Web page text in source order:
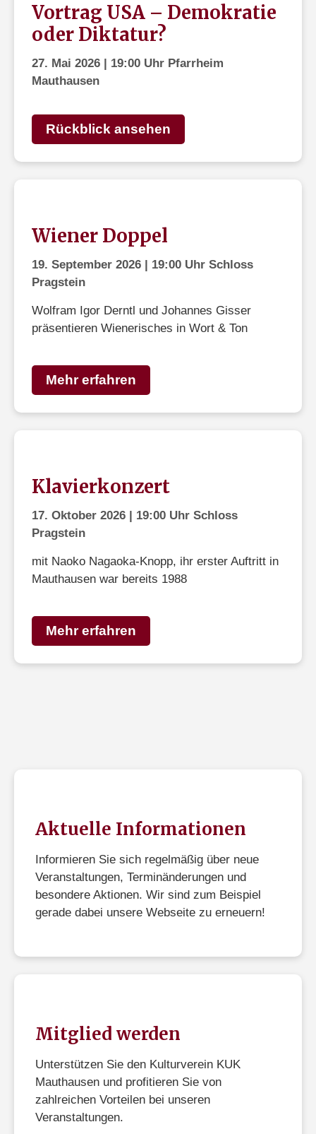
Vortrag USA – Demokratie
oder Diktatur?
27. Mai 2026 | 19:00 Uhr Pfarrheim
Mauthausen
Rückblick ansehen
Wiener Doppel
19. September 2026 | 19:00 Uhr Schloss
Pragstein
Wolfram Igor Derntl und Johannes Gisser
präsentieren Wienerisches in Wort & Ton
Mehr erfahren
Klavierkonzert
17. Oktober 2026 | 19:00 Uhr Schloss
Pragstein
mit Naoko Nagaoka-Knopp, ihr erster Auftritt in
Mauthausen war bereits 1988
Mehr erfahren
Aktuelle Informationen
Informieren Sie sich regelmäßig über neue
Veranstaltungen, Terminänderungen und
besondere Aktionen. Wir sind zum Beispiel
gerade dabei unsere Webseite zu erneuern!
Mitglied werden
Unterstützen Sie den Kulturverein KUK
Mauthausen und profitieren Sie von
zahlreichen Vorteilen bei unseren
Veranstaltungen.